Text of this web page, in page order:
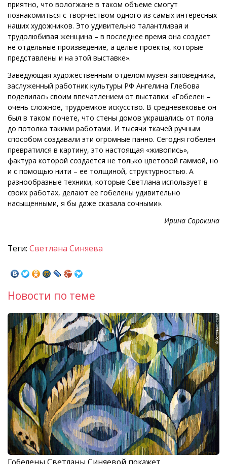
приятно, что вологжане в таком объеме смогут
познакомиться с творчеством одного из самых интересных
наших художников. Это удивительно талантливая и
трудолюбивая женщина – в последнее время она создает
не отдельные произведение, а целые проекты, которые
представлены и на этой выставке».
Заведующая художественным отделом музея-заповедника,
заслуженный работник культуры РФ Ангелина Глебова
поделилась своим впечатлением от выставки: «Гобелен –
очень сложное, трудоемкое искусство. В средневековье он
был в таком почете, что стены домов украшались от пола
до потолка такими работами. И тысячи ткачей ручным
способом создавали эти огромные панно. Сегодня гобелен
превратился в картину, это настоящая «живопись»,
фактура которой создается не только цветовой гаммой, но
и с помощью нити – ее толщиной, структурностью. А
разнообразные техники, которые Светлана использует в
своих работах, делают ее гобелены удивительно
насыщенными, я бы даже сказала сочными».
Ирина Сорокина
Теги: Светлана Синяева
Новости по теме